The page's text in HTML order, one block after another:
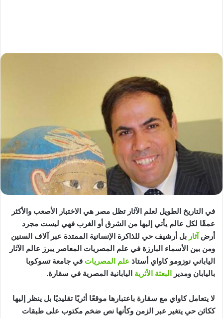
في التاريخ الطويل لعلم الآثار تظل مصر هي الاختبار الأصعب والأكثر
عمقًا لكل عالم يأتي إليها من الشرق أو الغرب فهي ليست مجرد
أرض آثار بل أرشيف حي للذاكرة الإنسانية الممتدة عبر آلاف السنين
ومن بين الأسماء البارزة في علم المصريات المعاصر يبرز عالم الآثار
الياباني نوزومو كاواي أستاذ علم المصريات في جامعة تسوكوبا
باليابان ومدير
البعثة الأثرية اليابانية المصرية في سقارة.
لا يتعامل كاواي مع سقارة باعتبارها موقعًا أثريًا تقليديًا بل ينظر إليها
ككائن حي يتغير عبر الزمن وكأنها نص ضخم مكتوب على طبقات